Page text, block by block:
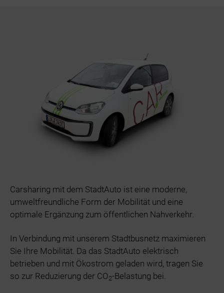
Carsharing mit dem StadtAuto ist eine moderne,
umweltfreundliche Form der Mobilität und eine
optimale Ergänzung zum öffentlichen Nahverkehr.
In Verbindung mit unserem Stadtbusnetz maximieren
Sie Ihre Mobilität. Da das StadtAuto elektrisch
betrieben und mit Ökostrom geladen wird, tragen Sie
so zur Reduzierung der CO2-Belastung bei.